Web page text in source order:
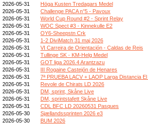
2026-05-31
Höga Kusten Tredagars Medel
2026-05-31
Challenge PACA n°5 - Pavoux
2026-05-31
World Cup Round #2 - Sprint Relay
2026-05-31
WOC Spect #3 - Kinnekulle E2
2026-05-31
OY6-Sheepstn Crk
2026-05-31
1-2 DiviMatch 31 maj 2026
2026-05-31
VI Carreira de Orientación - Caldas de Reis
2026-05-31
Tullinge SK - KM-Helg Medel
2026-05-31
GOT liga 2026.4 Arantzazu
2026-05-31
III Rogaine Castejón de Henares
2026-05-31
7ª PRUEBA LACV + LAOP Larga Distancia
2026-05-31
Revole de Chirats LD 2026
2026-05-31
DM, sprint, Skåne Live
2026-05-31
DM, sprintstafett Skåne Live
2026-05-31
CDL BFC LD 20260531 Pasques
2026-05-30
Sjællandssprinten 2026 e3
2026-05-30
BUM 2026